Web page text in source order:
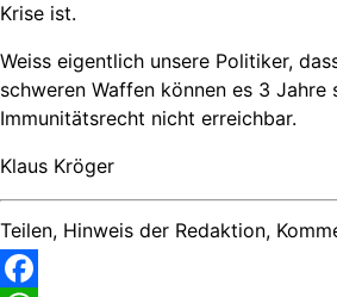
Krise ist.
Weiss eigentlich unsere Politiker,
schweren Waffen können es 3
Immunitätsrecht nicht erreichbar.
Klaus Kröger
Teilen, Hinweis der Redaktion,